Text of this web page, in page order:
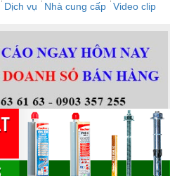
Dịch vụ Nhà cung cấp Video clip